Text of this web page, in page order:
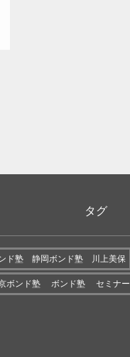
タグ
ド塾 静岡ボンド塾 川上美保
ボンド塾 ボンド塾 セミナー